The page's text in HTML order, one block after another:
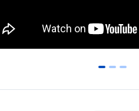
0 1 2